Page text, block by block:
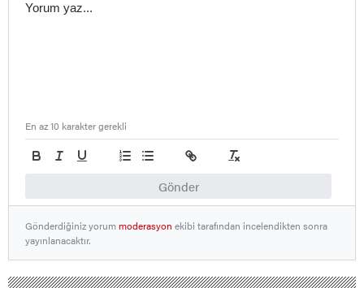
Gönder
En az 10 karakter gerekli
Gönderdiğiniz yorummoderasyon ekibi tarafından incelendikten sonra
yayınlanacaktır.